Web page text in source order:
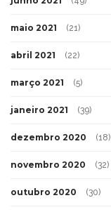
maio 2021 (21)
abril 2021 (22)
março 2021 (5)
janeiro 2021 (39)
dezembro 2020 (18)
novembro 2020 (32)
outubro 2020 (30)